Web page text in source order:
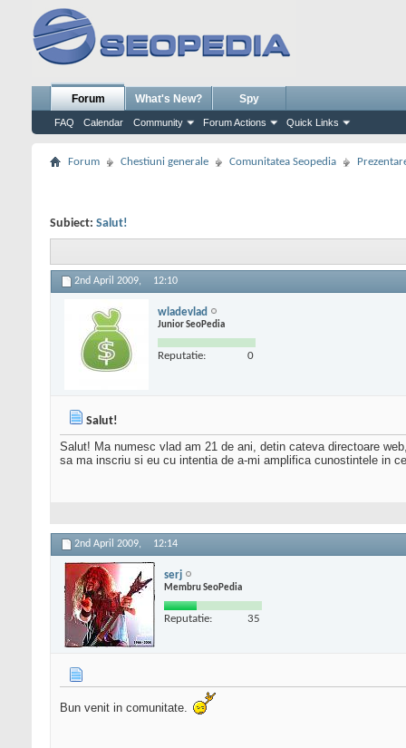
Forum
FAQ Calendar Community Forum Actions Quick Links
What's New? Spy
Forum Chestiuni generale Comunitatea Seopedia
Subiect: Salut!
2nd April 2009, 12:10
wladevlad
Junior SeoPedia
Reputatie: 0
Salut!
Salut! Ma numesc vlad am 21 de ani, detin cateva directoare
sa ma inscriu si eu cu intentia de a-mi amplifica cunostintele in
2nd April 2009, 12:14
serj
Membru SeoPedia
Reputatie: 35
Bun venit in comunitate.